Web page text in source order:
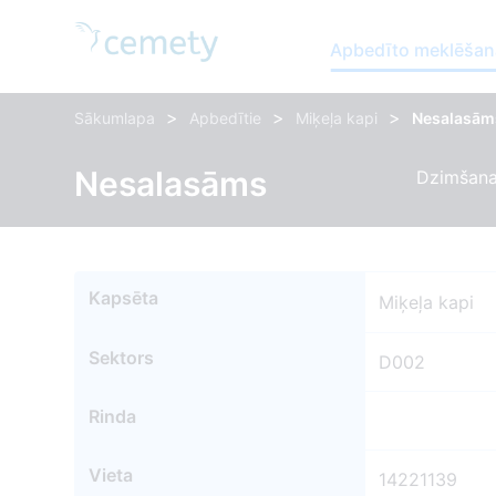
Apbedīto
Sākumlapa > Apbedītie > Miķeļa kapi >
Nesalasāms
Kapsēta Miķeļa kapi
Sektors D002
Rinda
Vieta 14221139